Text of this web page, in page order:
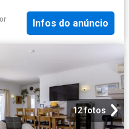
Infos do anúncio
12 fotos